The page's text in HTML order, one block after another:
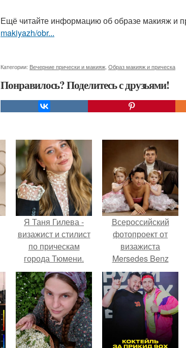
Ещё читайте информацию об образе макияж и
makiyazh/obr...
Категории: Вечерние прически и макияж Образ макияж и прическа
Понравилось? Поделитесь с друзьями!
Я Таня Гилева -
визажист и стилист
по прическам
города Тюмени.
Всероссийский
фотопроект от
визажиста
Mersedes Benz
Fashion Week
Александры
сохань.